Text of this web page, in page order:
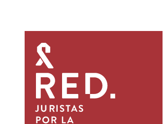
por
discapacidad